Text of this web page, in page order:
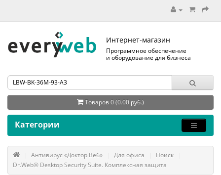
Интернет-магазин
Программное обеспечение
и оборудование для бизнеса
Товаров 0 (0.00 руб.)
Категории
Антивирус «Доктор Веб» Для офиса
Поиск
Dr.Web® Desktop Security Suite. Комплексная защита